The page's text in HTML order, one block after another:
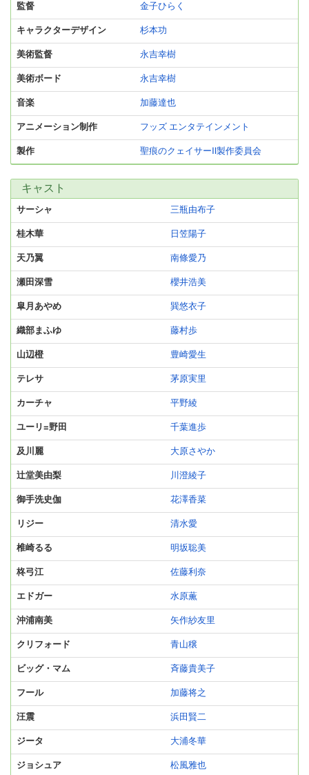
監督 金子ひらく
キャラクターデザイン 杉本功
美術監督 永吉幸樹
美術ボード 永吉幸樹
音楽 加藤達也
アニメーション制作 フッズ エンタテインメント
製作 聖痕のクェイサーⅡ製作委員会
キャスト
サーシャ 三瓶由布子
桂木華 日笠陽子
天乃翼 南條愛乃
瀬田深雪 櫻井浩美
皐月あやめ 巽悠衣子
織部まふゆ 藤村歩
山辺橙 豊崎愛生
テレサ 茅原実里
カーチャ 平野綾
ユーリ=野田 千葉進歩
及川麗 大原さやか
辻堂美由梨 川澄綾子
御手洗史伽 花澤香菜
リジー 清水愛
椎崎るる 明坂聡美
柊弓江 佐藤利奈
エドガー 水原薫
沖浦南美 矢作紗友里
クリフォード 青山穣
ビッグ・マム 斉藤貴美子
フール 加藤将之
汪震 浜田賢二
ジータ 大浦冬華
ジョシュア 松風雅也